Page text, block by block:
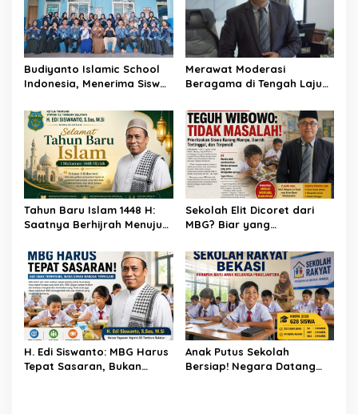
Budiyanto Islamic School
Indonesia, Menerima Siswa
SMP Tahun Ajaran
2026/2027
Merawat Moderasi
Beragama di Tengah Laju
Tahun Baru Islam 1448 H:
Saatnya Berhijrah Menuju
Sekolah Elit Dicoret dari
MBG? Biar yang
H. Edi Siswanto: MBG Harus
Tepat Sasaran, Bukan
Anak Putus Sekolah
Bersiap! Negara Datang